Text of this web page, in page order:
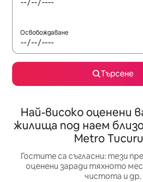
Освобождаване
Търсене
Най-високо оценени
жилища под наем
Metro
Гостите са съгласни: тези
оценени заради тяхното
чистота и др.